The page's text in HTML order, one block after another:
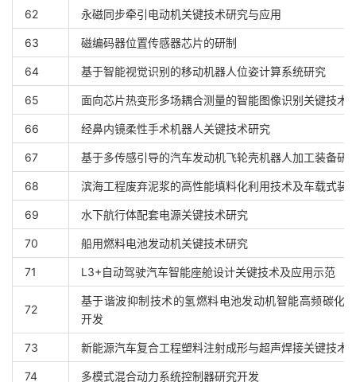
62 永磁同步牵引电动机关键技术研究与应用
63 磁编码器位置传感器芯片的研制
64 基于智能视觉识别的移动机器人位姿计算系统研究
65 面向芯片热变形多场耦合测量的智能图像识别关键技术
66 经鼻内镜柔性手术机器人关键技术研究
67 基于多传感引导的汽车发动机飞轮壳机器人加工装备研
68 滨海工程废弃泥浆的高性能填料化利用技术及车载式装
69 水下航行体配套电源关键技术研究
70 船用燃料电池发动机关键技术研究
71 L3+自动驾驶汽车智能座舱设计关键技术及应用示范
72
基于谐波抑制技术的氢燃料电池发动机智能高频碳化
开发
73 新能源汽车复合工程塑料注射成形与超声焊接关键技术
74 多模式混合动力系统控制器研究开发